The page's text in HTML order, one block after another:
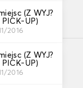
(Z WYJ?
UP)
2016
(Z WYJ?
UP)
2016
60 €